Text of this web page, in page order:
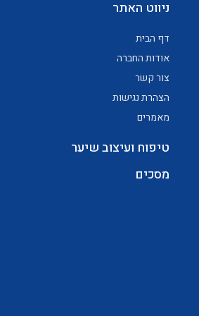
ניווט האתר
דף הבית
אודות החברה
צור קשר
הצהרת נגישות
מאמרים
טיפוח ועיצוב שיער
מסכים